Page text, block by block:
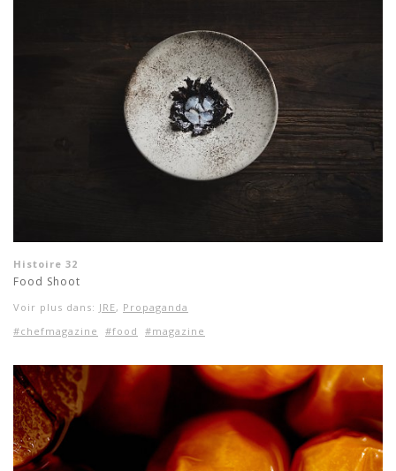
Histoire 32
Food Shoot
Voir plus dans: JRE, Propaganda
#chefmagazine
#food #magazine